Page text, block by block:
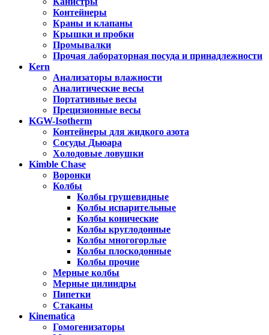
Контейнеры
Краны и клапаны
Крышки и пробки
Промывалки
Прочая лабораторная посуда и принадлежности
Kern
Анализаторы влажности
Аналитические весы
Портативные весы
Прецизионные весы
KGW-Isotherm
Контейнеры для жидкого азота
Сосуды Дьюара
Холодовые ловушки
Kimble Chase
Воронки
Колбы
Колбы грушевидные
Колбы испарительные
Колбы конические
Колбы круглодонные
Колбы многогорлые
Колбы плоскодонные
Колбы прочие
Мерные колбы
Мерные цилиндры
Пипетки
Стаканы
Kinematica
Гомогенизаторы